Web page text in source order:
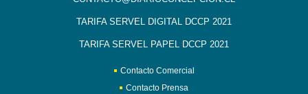
TARIFA SERVEL DIGITAL DCCP 2021
TARIFA SERVEL PAPEL DCCP 2021
Contacto Comercial
Contacto Prensa